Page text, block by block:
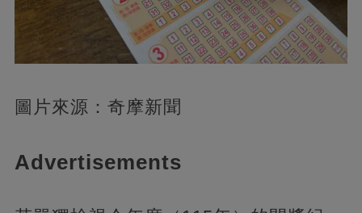
圖片來源：奇摩新聞
Advertisements